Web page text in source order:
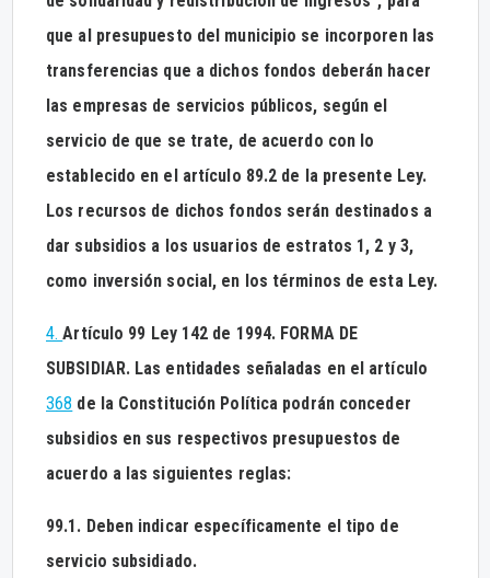
que al presupuesto del municipio se incorporen las
transferencias que a dichos fondos deberán hacer
las empresas de servicios públicos, según el
servicio de que se trate, de acuerdo con lo
establecido en el artículo 89.2 de la presente Ley.
Los recursos de dichos fondos serán destinados a
dar subsidios a los usuarios de estratos 1, 2 y 3,
como inversión social, en los términos de esta Ley.
4.Artículo 99 Ley 142 de 1994. FORMA DE
SUBSIDIAR. Las entidades señaladas en el artículo
368 de la Constitución Política podrán conceder
subsidios en sus respectivos presupuestos de
acuerdo a las siguientes reglas:
99.1. Deben indicar específicamente el tipo de
servicio subsidiado.